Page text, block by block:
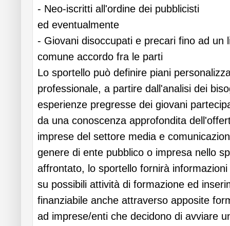
- Neo-iscritti all'ordine dei pubblicisti
ed eventualmente
- Giovani disoccupati e precari fino ad un
comune accordo fra le parti
Lo sportello può definire piani
professionale, a partire dall'analisi dei
esperienze pregresse dei giovani
da una conoscenza approfondita
imprese del settore media e
genere di ente pubblico o impresa nello
affrontato, lo sportello fornirà
su possibili attività di formazione ed
finanziabile anche attraverso apposite
ad imprese/enti che decidono di avviare